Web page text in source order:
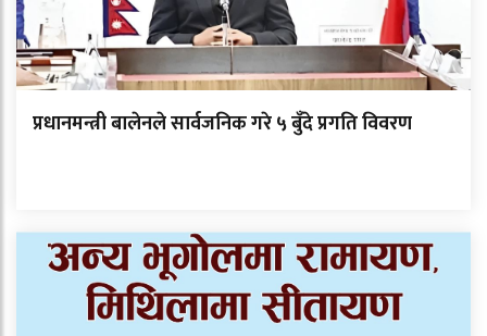
प्रधानमन्त्री बालेनले सार्वजनिक गरे ५ बुँदे प्रगति विवरण